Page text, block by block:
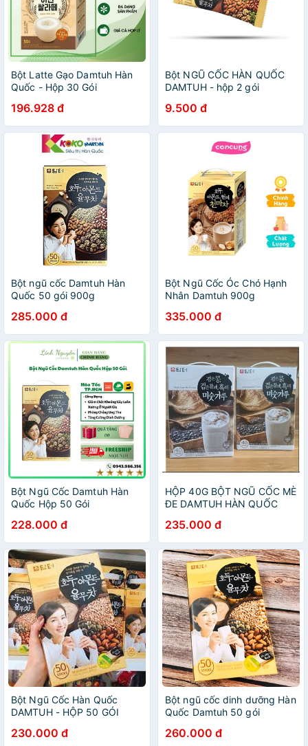
Bột Latte Gạo Damtuh Hàn
Quốc - Hộp 30 Gói
196.928 đ
Bột NGŨ CỐC HÀN QUỐC
DAMTUH - hộp 2 gói
9.500 đ
Bột ngũ cốc Damtuh Hàn
Quốc 50 gói 900g
285.000 đ
Bột Ngũ Cốc Óc Chó Hạnh
Nhân Damtuh 900g
335.000 đ
Bột Ngũ Cốc Damtuh Hàn
Quốc Hộp 50 Gói
228.000 đ
HỘP 40G BỘT NGŨ CỐC MÈ
ĐE DAMTUH HÀN QUỐC
235.000 đ
Bột Ngũ Cốc Hàn Quốc
DAMTUH - HỘP 50 GÓI
230.000 đ
Bột ngũ cốc dinh dưỡng Hàn
Quốc Damtuh 50 gói
260.000 đ